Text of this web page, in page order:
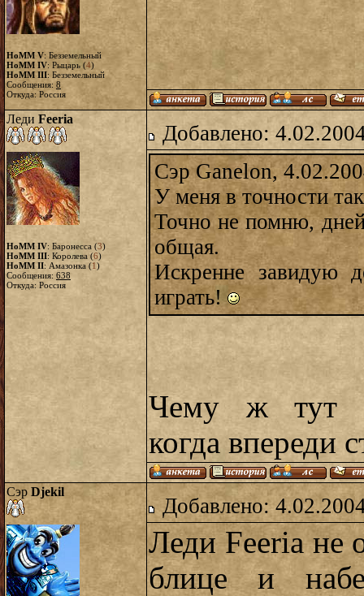
HoMM V: Безземельный
HoMM IV: Рыцарь (4)
HoMM III: Безземельный
Сообщения: 8
Откуда: Россия
Леди Feeria
HoMM IV: Баронесса (3)
HoMM III: Королева (6)
HoMM II: Амазонка (1)
Сообщения: 638
Откуда: Россия
Добавлено:
Сэр Ganelon,
У меня в точности
Точно не помню,
общая.
Искренне завидую
играть!
Чему ж тут
когда впереди
Сэр Djekil
Добавлено:
Леди Feeria не
блице и